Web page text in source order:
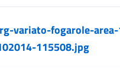
variato-fogarole-
115508.jpg